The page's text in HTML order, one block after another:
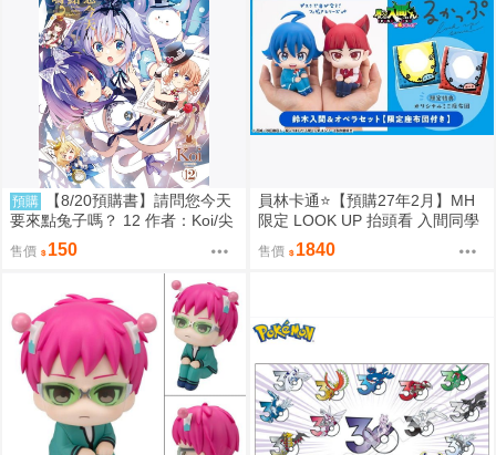
預購
【8/20預購書】請問您今天
要來點兔子嗎？ 12 作者：Koi/尖
端漫畫/Avi書店
售價 150
員林卡通⭐️【預購27年2月】MH
限定 LOOK UP 抬頭看 入間同學
入魔了！鈴木入間 歐佩拉 套組附
特典 0813
售價 1840